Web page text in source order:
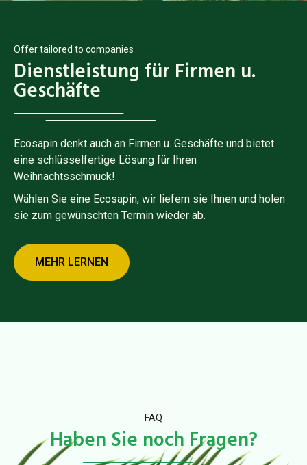
Offer tailored to companies
Dienstleistung für Firmen u.
Geschäfte
Ecosapin denkt auch an Firmen u. Geschäfte und bietet
eine schlüsselfertige Lösung für Ihren
Weihnachtsschmuck!
Wählen Sie eine Ecosapin, wir liefern sie Ihnen und holen
sie zum gewünschten Termin wieder ab.
MEHR LERNEN
FAQ
Haben Sie noch Fragen?